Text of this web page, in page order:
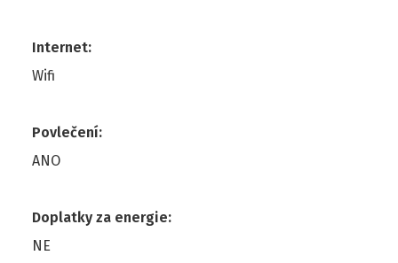
Internet:
Wifi
Povlečení:
ANO
Doplatky za energie:
NE